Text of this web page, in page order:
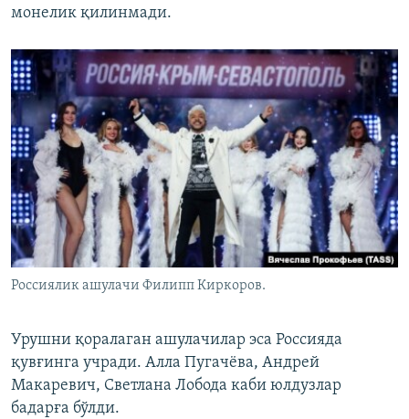
монелик қилинмади.
Россиялик ашулачи Филипп Киркоров.
Урушни қоралаган ашулачилар эса Россияда
қувғинга учради. Алла Пугачёва, Андрей
Макаревич, Светлана Лобода каби юлдузлар
бадарға бўлди.